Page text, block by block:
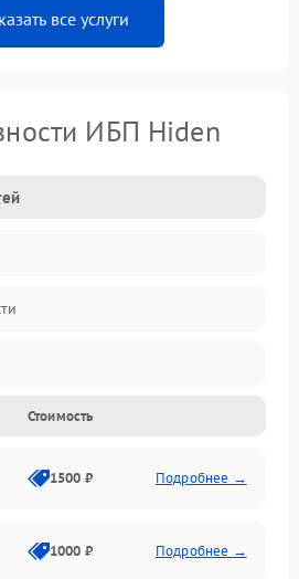
все услуги
ИБП Hiden
Стоимость
1500 ₽ Подробнее →
1000 ₽ Подробнее →